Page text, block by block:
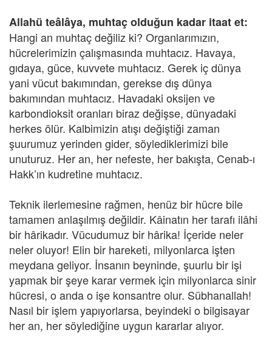
Allahü teâlâya, muhtaç olduğun kadar itaat et:
Hangi an muhtaç değiliz ki? Organlarımızın,
hücrelerimizin çalışmasında muhtacız. Havaya,
gıdaya, güce, kuvvete muhtacız. Gerek iç dünya
yani vücut bakımından, gerekse dış dünya
bakımından muhtacız. Havadaki oksijen ve
karbondioksit oranları biraz değişse, dünyadaki
herkes ölür. Kalbimizin atışı değiştiği zaman
şuurumuz yerinden gider, söylediklerimizi bile
unuturuz. Her an, her nefeste, her bakışta, Cenab-ı
Hakk’ın kudretine muhtacız.
Teknik ilerlemesine rağmen, henüz bir hücre bile
tamamen anlaşılmış değildir. Kâinatın her tarafı ilâhi
bir hârikadır. Vücudumuz bir hârika! İçeride neler
neler oluyor! Elin bir hareketi, milyonlarca işten
meydana geliyor. İnsanın beyninde, şuurlu bir işi
yapmak bir şeye karar vermek için milyonlarca sinir
hücresi, o anda o işe konsantre olur. Sübhanallah!
Nasıl bir işlem yapıyorlarsa, beyindeki o bilgisayar
her an, her söylediğine uygun kararlar alıyor.